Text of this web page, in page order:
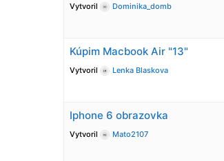
Vytvoril Dominika_domb
Kúpim Macbook Air "13"
Vytvoril Lenka Blaskova
Iphone 6 obrazovka
Vytvoril Mato2107